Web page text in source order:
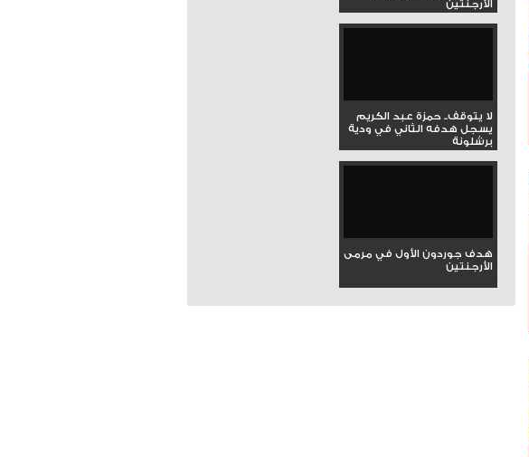
الأرجنتين
لا يتوقف.. حمزة عبد الكريم
يسجل هدفه الثاني في ودية
برشلونة
هدف جوردون الأول في مرمى
الأرجنتين